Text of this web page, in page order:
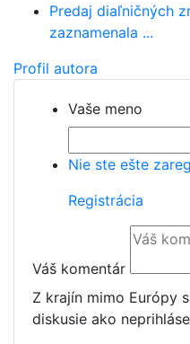
Predaj diaľničných
zaznamenala ...
Profil autora
Vaše meno
Nie ste ešte
Registrácia
Váš komentár
Z krajín mimo Európy
diskusie ako